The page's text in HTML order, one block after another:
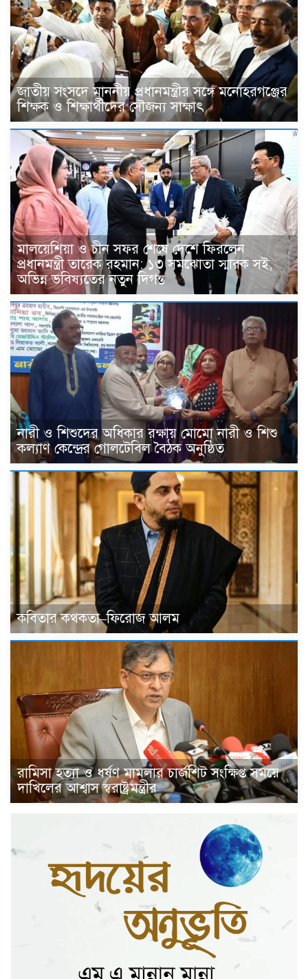
জাতীয় সংসদে মাননীয় প্রধানমন্ত্রীর সঙ্গে মনোহরগঞ্জের
শিক্ষক ও শিক্ষার্থীদের সৌজন্য সাক্ষাৎ
মালয়েশিয়া ও চীন সফর শেষে দেশে ফিরলেন
প্রধানমন্ত্রী তারেক রহমান: ১৩ সমঝোতা স্মারক সই,
অভিন্ন ভবিষ্যতের নতুন দিগন্ত
নারী ও শিশুদের অধিকার রক্ষায় মোমো নারী ও শিশু
কল্যাণ কেন্দ্রের গোলটেবিল বৈঠক অনুষ্ঠিত
কবিতার কথকতা–ফিরোজ আলম
রামিসা হত্যা ও ধর্ষণ মামলার চার্জশিট সংক্ষিপ্ত সময়ে
দাখিলের আশ্বাস স্বরাষ্ট্রমন্ত্রীর